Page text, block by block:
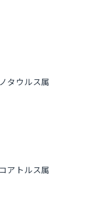
タウルス属
アトルス属